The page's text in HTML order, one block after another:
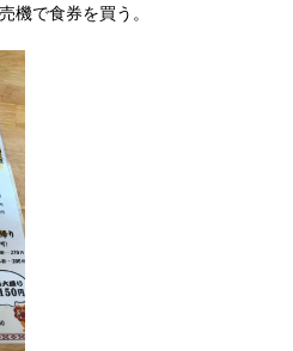
機で食券を買う。